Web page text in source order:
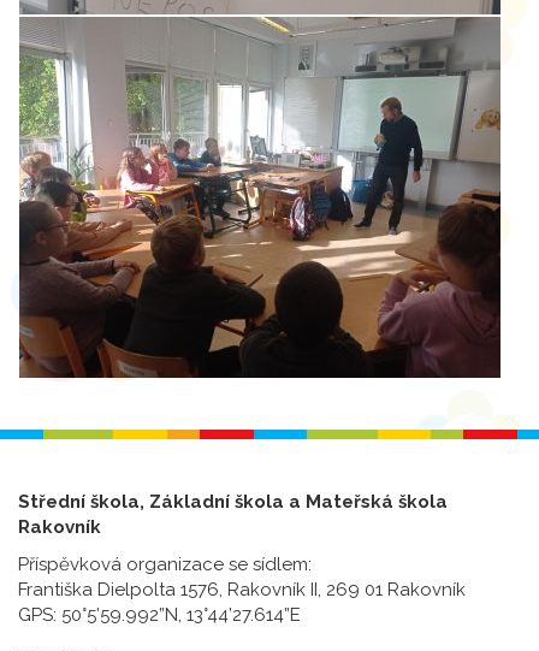
Střední škola, Základní škola a Mateřská škola
Rakovník
Příspěvková organizace se sídlem:
Františka Dielpolta 1576, Rakovník II, 269 01 Rakovník
GPS: 50°5’59.992”N, 13°44’27.614”E